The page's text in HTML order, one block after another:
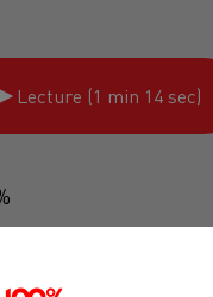
Lecture (1 min 14 sec)